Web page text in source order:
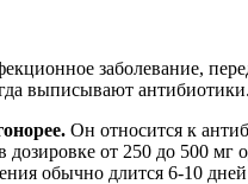
заболевание,
выписывают антибиотики.
Он относится к
от 250 до 500
обычно длится 6-10